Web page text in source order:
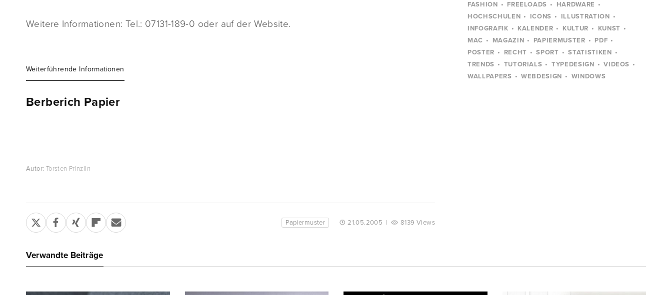
Weitere Informationen: Tel.: 07131-189-0 oder auf der Website.
Weiterführende Informationen
Berberich Papier
Autor: Torsten Prinzlin
Papiermuster 21.05.2005 | 8139 Views
FASHION
FREELOADS
HARDWARE
HOCHSCHULEN
ICONS
ILLUSTRATION
INFOGRAFIK
KALENDER KULTUR
KUNST
MAC
MAGAZIN PAPIERMUSTER
PDF
POSTER
RECHT SPORT
STATISTIKEN
TRENDS
TUTORIALS TYPEDESIGN
VIDEOS
WALLPAPERS
WEBDESIGN WINDOWS
Verwandte Beiträge